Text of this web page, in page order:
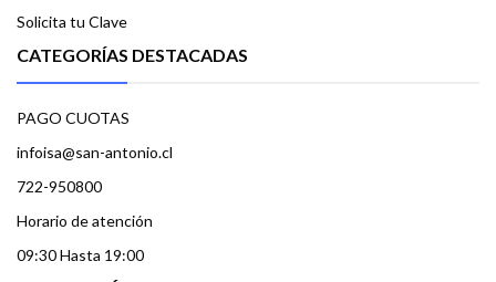
Solicita tu Clave
CATEGORÍAS DESTACADAS
PAGO CUOTAS
infoisa@san-antonio.cl
722-950800
Horario de atención
09:30 Hasta 19:00